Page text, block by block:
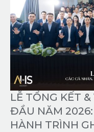
LỄ TỔNG KẾT
ĐẦU NĂM 2026:
HÀNH TRÌNH